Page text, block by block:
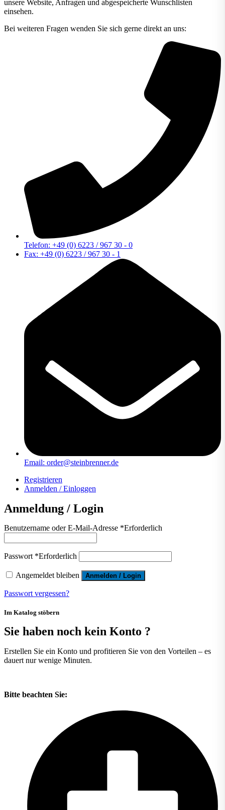
unsere Website, Anfragen und abgespeicherte Wunschlisten
einsehen.
Bei weiteren Fragen wenden Sie sich gerne direkt an uns:
Telefon: +49 (0) 6223 / 967 30 - 0
Fax: +49 (0) 6223 / 967 30 - 1
Email: order@steinbrenner.de
Registrieren
Anmelden / Einloggen
Anmeldung / Login
Benutzername oder E-Mail-Adresse *Erforderlich
Passwort *Erforderlich
Angemeldet bleiben Anmelden / Login
Passwort vergessen?
Im Katalog stöbern
Sie haben noch kein Konto ?
Erstellen Sie ein Konto und profitieren Sie von den Vorteilen – es
dauert nur wenige Minuten.
Bitte beachten Sie: